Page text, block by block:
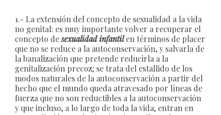
1.- La extensión del concepto de sexualidad a la vida
no genital: es muy importante volver a recuperar el
concepto desexualidadinfantilen términos de placer
que no se reduce a la autoconservación, y salvarla de
la banalización que pretende reducirla a la
genitalización precoz; se trata del estallido de los
modos naturales de la autoconservación a partir del
hecho que el mundo queda atravesado por líneas de
fuerza que no son reductibles a la autoconservación
y que incluso, a lo largo de toda la vida, entran en